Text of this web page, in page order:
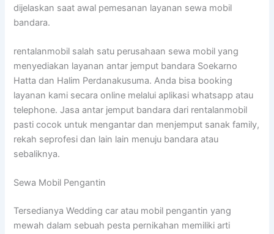
dijelaskan saat awal pemesanan layanan sewa mobil
bandara.
rentalanmobil salah satu perusahaan sewa mobil yang
menyediakan layanan antar jemput bandara Soekarno
Hatta dan Halim Perdanakusuma. Anda bisa booking
layanan kami secara online melalui aplikasi whatsapp atau
telephone. Jasa antar jemput bandara dari rentalanmobil
pasti cocok untuk mengantar dan menjemput sanak family,
rekah seprofesi dan lain lain menuju bandara atau
sebaliknya.
Sewa Mobil Pengantin
Tersedianya Wedding car atau mobil pengantin yang
mewah dalam sebuah pesta pernikahan memiliki arti